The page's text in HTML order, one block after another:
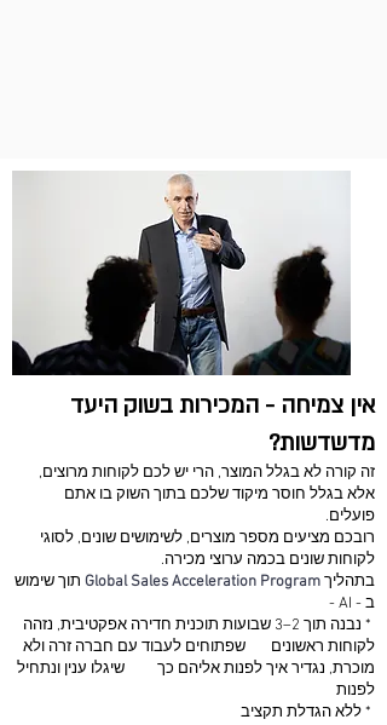
אין צמיחה - המכירות בשוק היעד
מדשדשות?
זה קורה לא בגלל המוצר, הרי יש לכם לקוחות מרוצים,
אלא בגלל חוסר מיקוד שלכם בתוך השוק בו אתם
פועלים.
רובכם מציעים מספר מוצרים, לשימושים שונים, לסוגי
לקוחות שונים בכמה ערוצי מכירה.
בתהליךGlobal Sales Acceleration Program תוך שימוש
ב - AI -
* נבנה תוך 2–3 שבועות תוכנית חדירה אפקטיבית, נזהה
לקוחות ראשונים שפתוחים לעבוד עם חברה זרה ולא
מוכרת, נגדיר איך לפנות אליהם כך שיגלו ענין ונתחיל
לפנות
* ללא הגדלת תקציב